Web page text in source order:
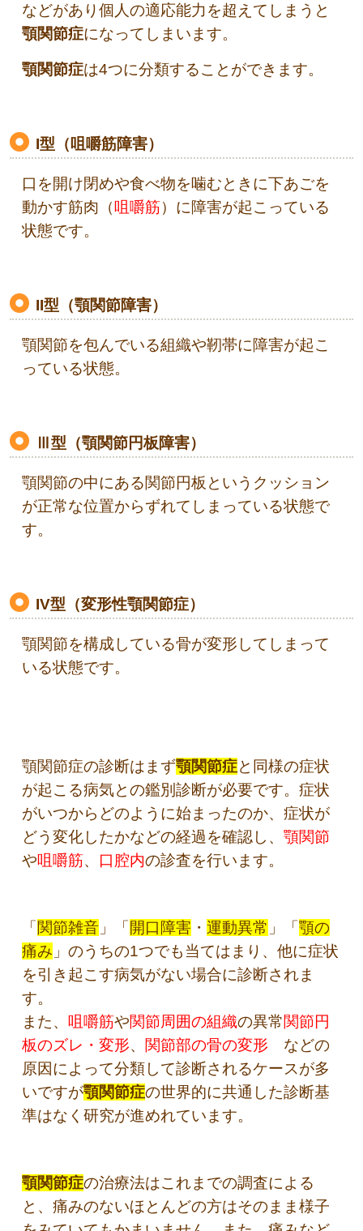
などがあり個人の適応能力を超えてしまうと
顎関節症になってしまいます。
顎関節症は4つに分類することができます。
I型（咀嚼筋障害）
口を開け閉めや食べ物を噛むときに下あごを
動かす筋肉（咀嚼筋）に障害が起こっている
状態です。
II型（顎関節障害）
顎関節を包んでいる組織や靭帯に障害が起こ
っている状態。
Ⅲ型（顎関節円板障害）
顎関節の中にある関節円板というクッション
が正常な位置からずれてしまっている状態で
す。
IV型（変形性顎関節症）
顎関節を構成している骨が変形してしまって
いる状態です。
顎関節症の診断はまず顎関節症と同様の症状
が起こる病気との鑑別診断が必要です。症状
がいつからどのように始まったのか、症状が
どう変化したかなどの経過を確認し、 顎関節
や咀嚼筋、 口腔内の診査を行います。
「関節雑音 」「開口障害 ・ 運動異常 」「顎の
痛み 」のうちの1つでも当てはまり、他に症状
を引き起こす病気がない場合に診断されま
す。
また、 咀嚼筋や関節周囲の組織の異常関節円
板のズレ・変形、 関節部の骨の変形 などの
原因によって分類して診断されるケースが多
いですが顎関節症の世界的に共通した診断基
準はなく研究が進めれています。
顎関節症の治療法はこれまでの調査による
と、痛みのないほとんどの方はそのまま様子